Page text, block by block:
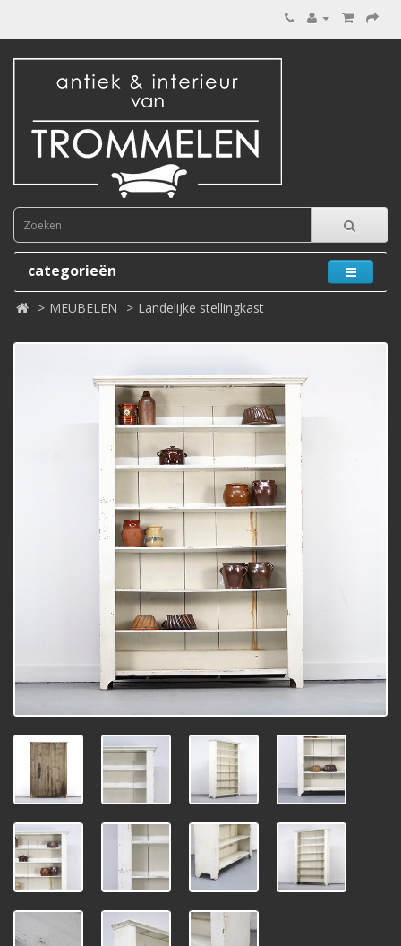
categorieën
MEUBELEN Landelijke stellingkast